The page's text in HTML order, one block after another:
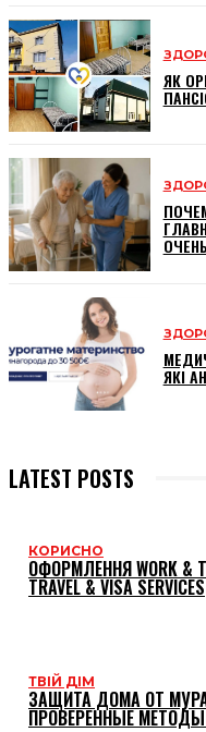
ЯК
ЯКІ
LATEST POSTS
КОРИСНО
ОФОРМЛЕННЯ WORK &
TRAVEL & VISA SERVICES
ТВІЙ ДІМ
ЗАЩИТА ДОМА ОТ
ПРОВЕРЕННЫЕ